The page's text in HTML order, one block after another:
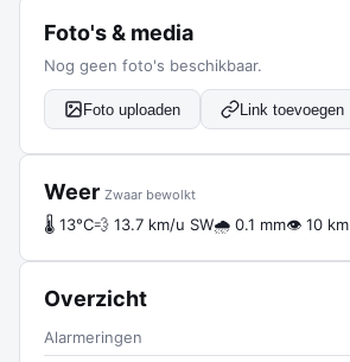
Foto's & media
Nog geen foto's beschikbaar.
Foto uploaden Link toevoegen
Weer Zwaar bewolkt
🌡 13°C💨 13.7 km/u SW🌧 0.1 mm👁 10 km
Overzicht
Alarmeringen